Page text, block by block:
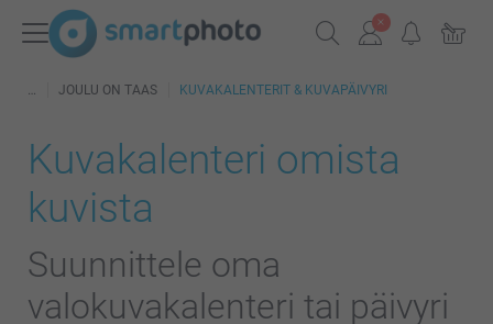
JOULU ON TAAS KUVAKALENTERIT & KUVAPÄIVYRI
Kuvakalenteri omista
kuvista
Suunnittele oma
valokuvakalenteri tai päivyri